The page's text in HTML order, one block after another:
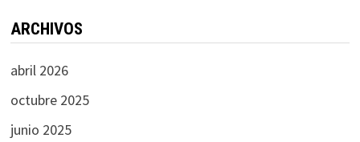
ARCHIVOS
abril 2026
octubre 2025
junio 2025